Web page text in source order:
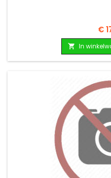
Prijs
€
 In